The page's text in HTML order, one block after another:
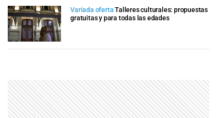
Variada ofertaTalleres culturales: propuestas
gratuitas y para todas las edades